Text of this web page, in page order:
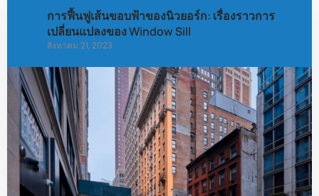
การฟื้นฟูเส้นขอบฟ้าของนิวยอร์ก: เรื่องราวการ
เปลี่ยนแปลงของ Window Sill
สิงหาคม 21, 2023